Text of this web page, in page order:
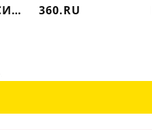
ТВ ЦЕНТР - СИБИРЬ 360.RU